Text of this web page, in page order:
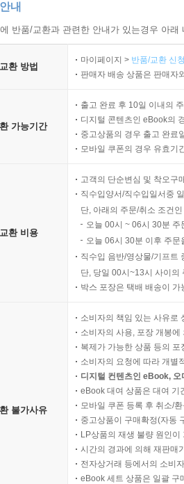
내
반품/교환과 관련한 안내가 있는경우 아
환 방법
마이페이지 > 반품/교환 신
판매자 배송 상품은 판매자
가능기간
출고 완료 후 10일 이내의
디지털 콘텐츠인 eBook의
중고상품의 경우 출고 완료
모바일 쿠폰의 경우 유효기
환 비용
고객의 단순변심 및 착오구
직수입양서/직수입일서중
단, 아래의 주문/취소 조건
오늘 00시 ~ 06시 30분
오늘 06시 30분 이후 주
직수입 음반/영상물/기프트
단, 당일 00시~13시 사이의
박스 포장은 택배 배송이
불가사유
소비자의 책임 있는 사유로
소비자의 사용, 포장 개봉
복제가 가능한 상품 등의
소비자의 요청에 따라 개별
디지털 컨텐츠인 eBook,
eBook 대여 상품은 대여 기
모바일 쿠폰 등록 후 취소/
중고상품이 구매확정(자동
LP상품의 재생 불량 원인
시간의 경과에 의해 재판매
전자상거래 등에서의 소비
eBook 세트 상품은 일괄 구